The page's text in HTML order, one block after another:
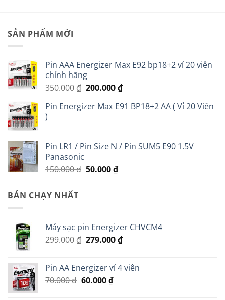
SẢN PHẨM MỚI
Pin AAA Energizer Max E92 bp18+2 vỉ 20 viên
chính hãng
350.000₫ Giá
là:
200.000₫Giá
tại
Pin Energizer Max E91 BP18+2 AA ( Vỉ 20 Viên
)
Pin LR1 / Pin Size N / Pin SUM5 E90 1.5V
Panasonic
150.000₫ Giá
50.000₫Giá
BÁN CHẠY NHẤT
Máy sạc pin Energizer CHVCM4
299.000₫ Giá
299.000 ₫.
279.000₫Giá
là:
Pin AA Energizer vỉ 4 viên
70.000₫ Giá
60.000₫Giá